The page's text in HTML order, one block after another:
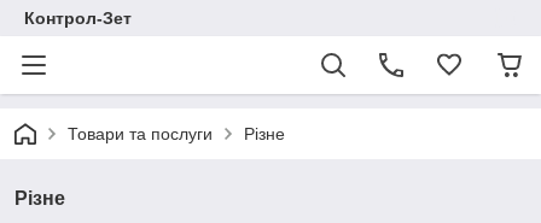
Контрол-Зет
Товари та послуги Різне
Різне